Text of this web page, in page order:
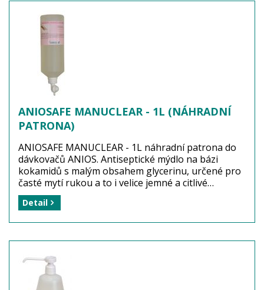
ANIOSAFE MANUCLEAR - 1L (NÁHRADNÍ
PATRONA)
ANIOSAFE MANUCLEAR - 1L náhradní patrona do
dávkovačů ANIOS. Antiseptické mýdlo na bázi
kokamidů s malým obsahem glycerinu, určené pro
časté mytí rukou a to i velice jemné a citlivé
pokožky. Antiseptické mýdlo je neutrální a
nevysušuje kůži, působí velmi příjemně. Jednolitrový
čistoty rukou.
Dezinfekční účinnost: BAKTERICIDNÍ a FUNGICIDNÍ
při expozici 1 minuta.
Detail